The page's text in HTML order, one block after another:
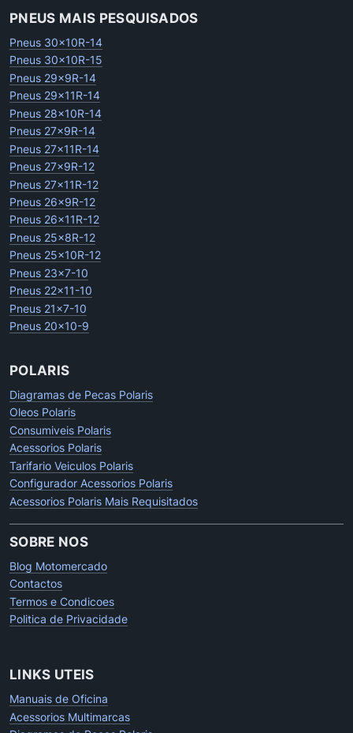
PNEUS MAIS PESQUISADOS
Pneus 30x10R-14
Pneus 30x10R-15
Pneus 29x9R-14
Pneus 29x11R-14
Pneus 28x10R-14
Pneus 27x9R-14
Pneus 27x11R-14
Pneus 27x9R-12
Pneus 27x11R-12
Pneus 26x9R-12
Pneus 26x11R-12
Pneus 25x8R-12
Pneus 25x10R-12
Pneus 23x7-10
Pneus 22x11-10
Pneus 21x7-10
Pneus 20x10-9
POLARIS
Diagramas de Pecas Polaris
Oleos Polaris
Consumiveis Polaris
Acessorios Polaris
Tarifario Veiculos Polaris
Configurador Acessorios Polaris
Acessorios Polaris Mais Requisitados
SOBRE NOS
Blog Motomercado
Contactos
Termos e Condicoes
Politica de Privacidade
LINKS UTEIS
Manuais de Oficina
Acessorios Multimarcas